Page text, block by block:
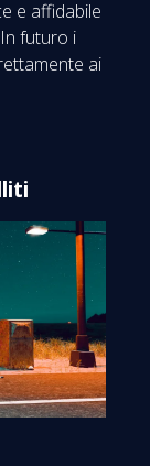
e affidabile
futuro i
ai